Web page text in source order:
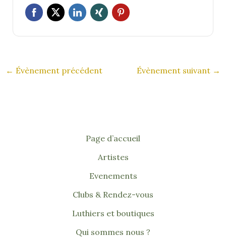
← Évènement précédent Évènement suivant →
Page d’accueil
Artistes
Evenements
Clubs & Rendez-vous
Luthiers et boutiques
Qui sommes nous ?